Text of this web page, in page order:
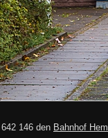
146 den Bahnhof